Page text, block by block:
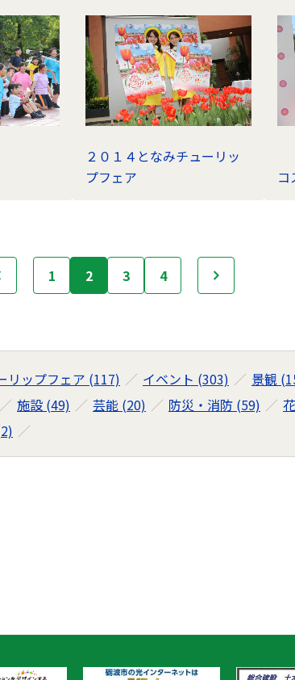
２０１４となみチューリッ
プフェア
1 2 3 4
リップフェア (117) イベント (303) 景観
施設 (49) 芸能 (20) 防災・消防 (59)